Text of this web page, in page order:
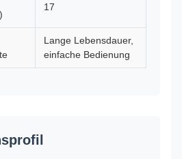
17
Lange Lebensdauer,
einfache Bedienung